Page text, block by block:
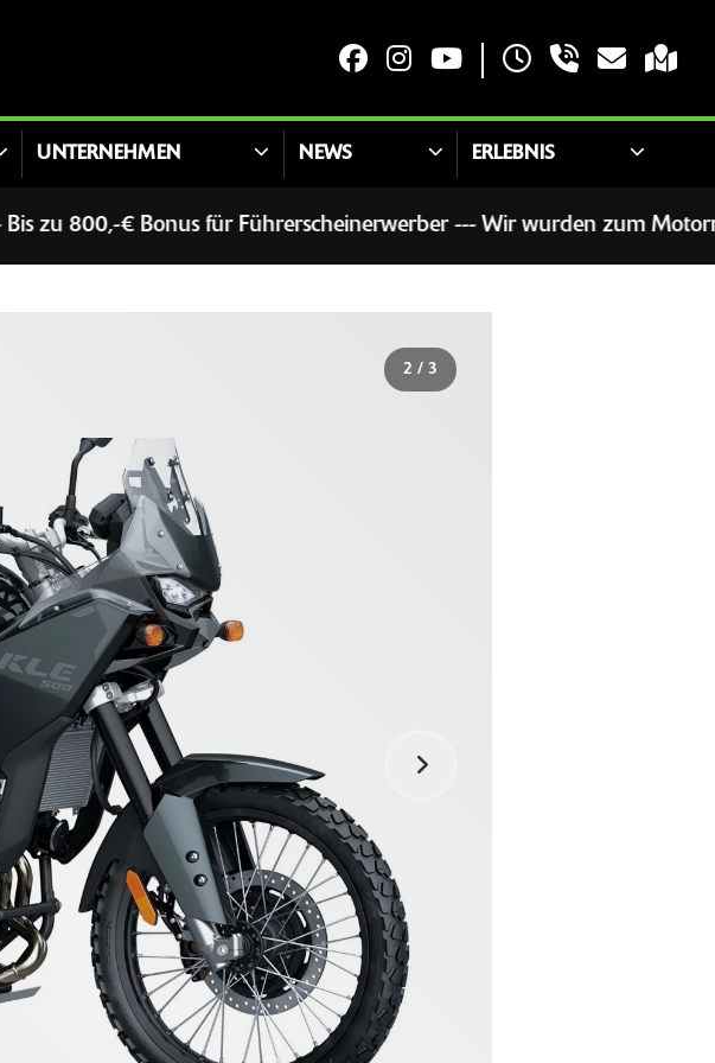
UNTERNEHMEN NEWS ERLEBNIS
€ Bonus für Führerscheinerwerber --- Wir wurden zum
2 / 3